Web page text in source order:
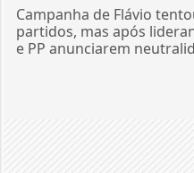
Campanha de Flávio
partidos, mas após
e PP anunciarem